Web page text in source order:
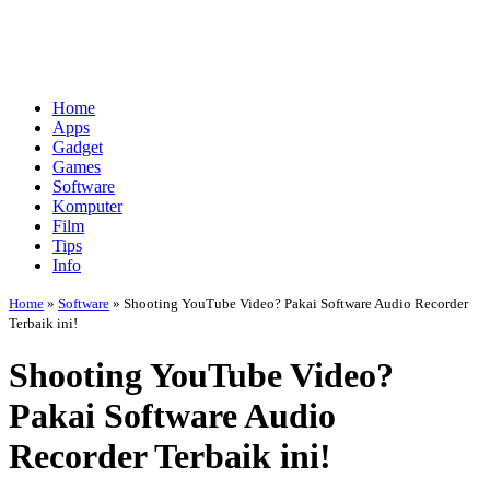
Home
Apps
Gadget
Games
Software
Komputer
Film
Tips
Info
Home » Software » Shooting YouTube Video? Pakai Software Audio Recorder
Terbaik ini!
Shooting YouTube Video?
Pakai Software Audio
Recorder Terbaik ini!